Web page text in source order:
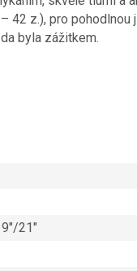
42 z.), pro pohodlnou
byla zážitkem.
21″